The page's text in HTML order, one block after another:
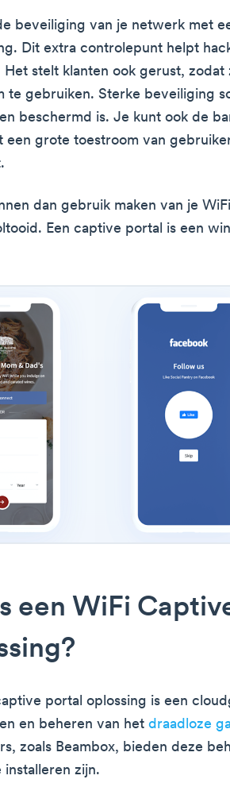
beveiliging van je netwerk met
Dit extra controlepunt helpt
Het stelt klanten ook gerust,
te gebruiken. Sterke beveiliging
beschermd is. Je kunt ook de
een grote toestroom van
dan gebruik maken van je
Een captive portal is een
een WiFi
portal oplossing is een
en beheren van het draadloze
zoals Beambox, bieden deze
installeren zijn.